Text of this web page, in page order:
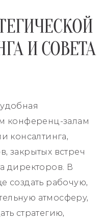
И СОВЕТА
конференц-залам
консалтинга,
закрытых встреч
директоров. В
создать рабочую,
атмосферу,
стратегию,